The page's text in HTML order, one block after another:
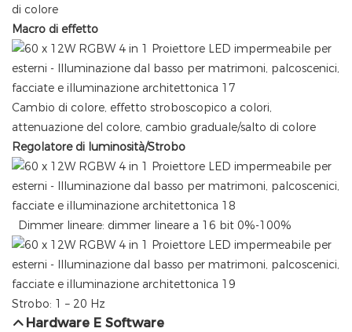
di colore
Macro di effetto
Cambio di colore, effetto stroboscopico a colori,
attenuazione del colore, cambio graduale/salto di colore
Regolatore di luminosità/Strobo
Dimmer lineare: dimmer lineare a 16 bit 0%-100%
Strobo: 1 – 20 Hz
Hardware E Software